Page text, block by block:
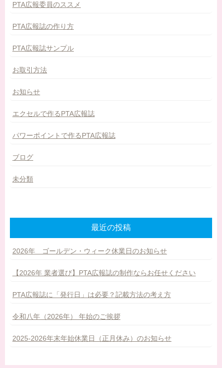
PTA広報委員のススメ
PTA広報誌の作り方
PTA広報誌サンプル
お取引方法
お知らせ
エクセルで作るPTA広報誌
パワーポイントで作るPTA広報誌
ブログ
未分類
最近の投稿
2026年 ゴールデン・ウィーク休業日のお知らせ
【2026年 業者選び】PTA広報誌の制作ならお任せください
PTA広報誌に「発行日」は必要？記載方法の考え方
令和八年（2026年） 年始のご挨拶
2025-2026年末年始休業日（正月休み）のお知らせ